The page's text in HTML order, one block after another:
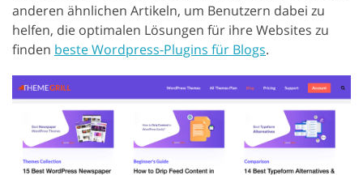
anderen ähnlichen Artikeln, um Benutzern dabei zu
helfen, die optimalen Lösungen für ihre Websites zu
finden beste Wordpress-Plugins für Blogs.